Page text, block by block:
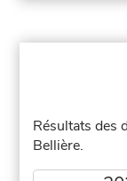
Résultats des
Bellière.